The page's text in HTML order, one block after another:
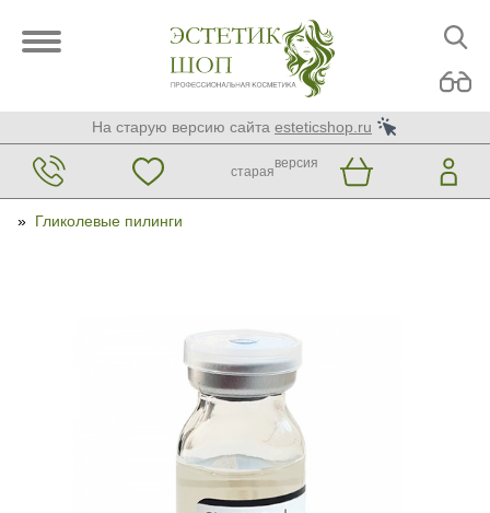
На старую версию сайта esteticshop.ru
старая
версия
» Гликолевые пилинги